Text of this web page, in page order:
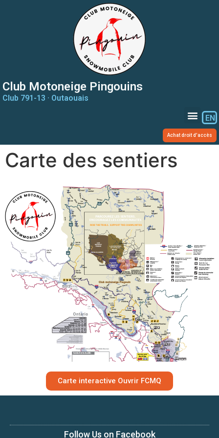
Club Motoneige Pingouins
Club 791-13 · Outaouais
EN
Achat droit d'accès
Carte des sentiers
Carte interactive Ouvrir FCMQ
Follow Us on Facebook